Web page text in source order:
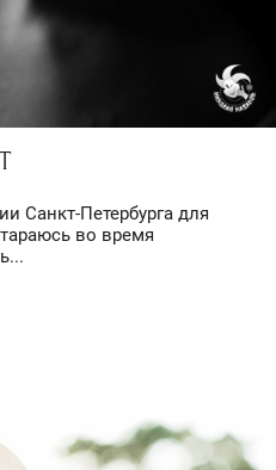
Санкт-Петербурга для
во время